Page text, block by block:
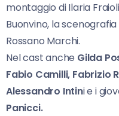
montaggio di Ilaria
Buonvino, la
Rossano Marchi.
Nel cast anche Gilda
Fabio Camilli, Fabrizio
Alessandro Intini e i
Panicci.